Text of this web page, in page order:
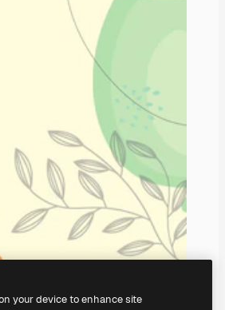
your device to enhance site